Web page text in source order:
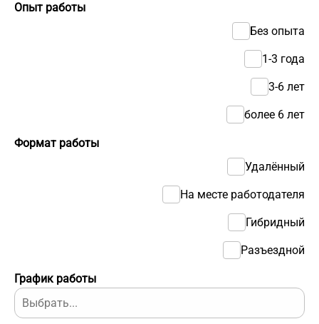
Опыт работы
Без опыта
1-3 года
3-6 лет
более 6 лет
График работы
Формат работы
Удалённый
На месте работодателя
Гибридный
Разъездной